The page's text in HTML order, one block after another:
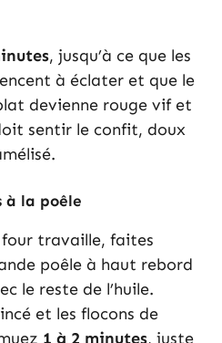
, jusqu’à ce que les
à éclater et que le
devienne rouge vif et
sentir le confit, doux
à la poêle
travaille, faites
poêle à haut rebord
le reste de l’huile.
et les flocons de
1 à 2 minutes, juste